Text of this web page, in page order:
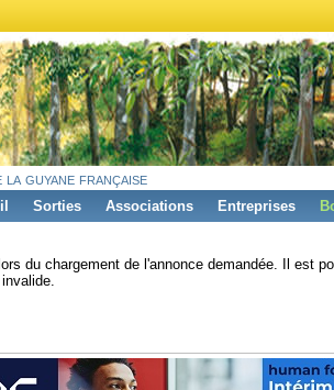
guyane française
Sorties Associations Entreprises
du chargement de l'annonce demandée. Il est